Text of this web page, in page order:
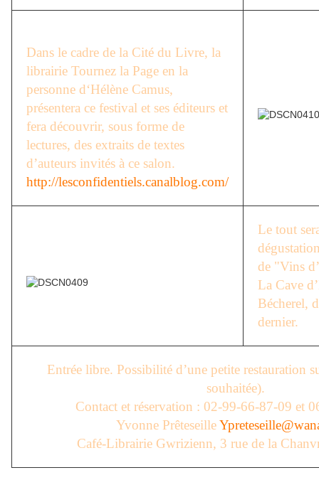
Dans le cadre de la Cité du Livre, la
librairie Tournez la Page en la
personne d‘Hélène Camus,
présentera ce festival et ses éditeurs et
fera découvrir, sous forme de
lectures, des extraits de textes
d’auteurs invités à ce salon.
http://lesconfidentiels.canalblog.com/
Le tout
de "Vins
La Cave
Bécherel,
dernier.
Entrée libre. Possibilité d’une petite restauration
souhaitée).
Contact et réservation : 02-99-66-87-09 et
Yvonne Prêteseille
Café-Librairie Gwrizienn, 3 rue de la